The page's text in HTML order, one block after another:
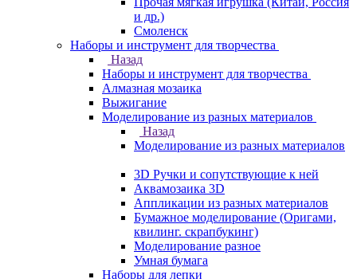
и др.)
Смоленск
Наборы и инструмент для творчества
Назад
Наборы и инструмент для творчества
Алмазная мозаика
Выжигание
Моделирование из разных материалов
Назад
Моделирование из разных материалов
3D Ручки и сопутствующие к ней
Аквамозаика 3D
Аппликации из разных материалов
Бумажное моделирование (Оригами,
квилинг. скрапбукинг)
Моделирование разное
Умная бумага
Наборы для лепки